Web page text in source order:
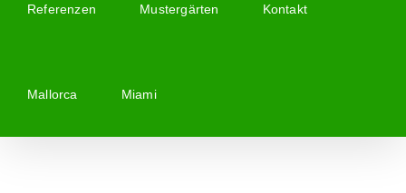
Referenzen Mustergärten Kontakt
Mallorca Miami